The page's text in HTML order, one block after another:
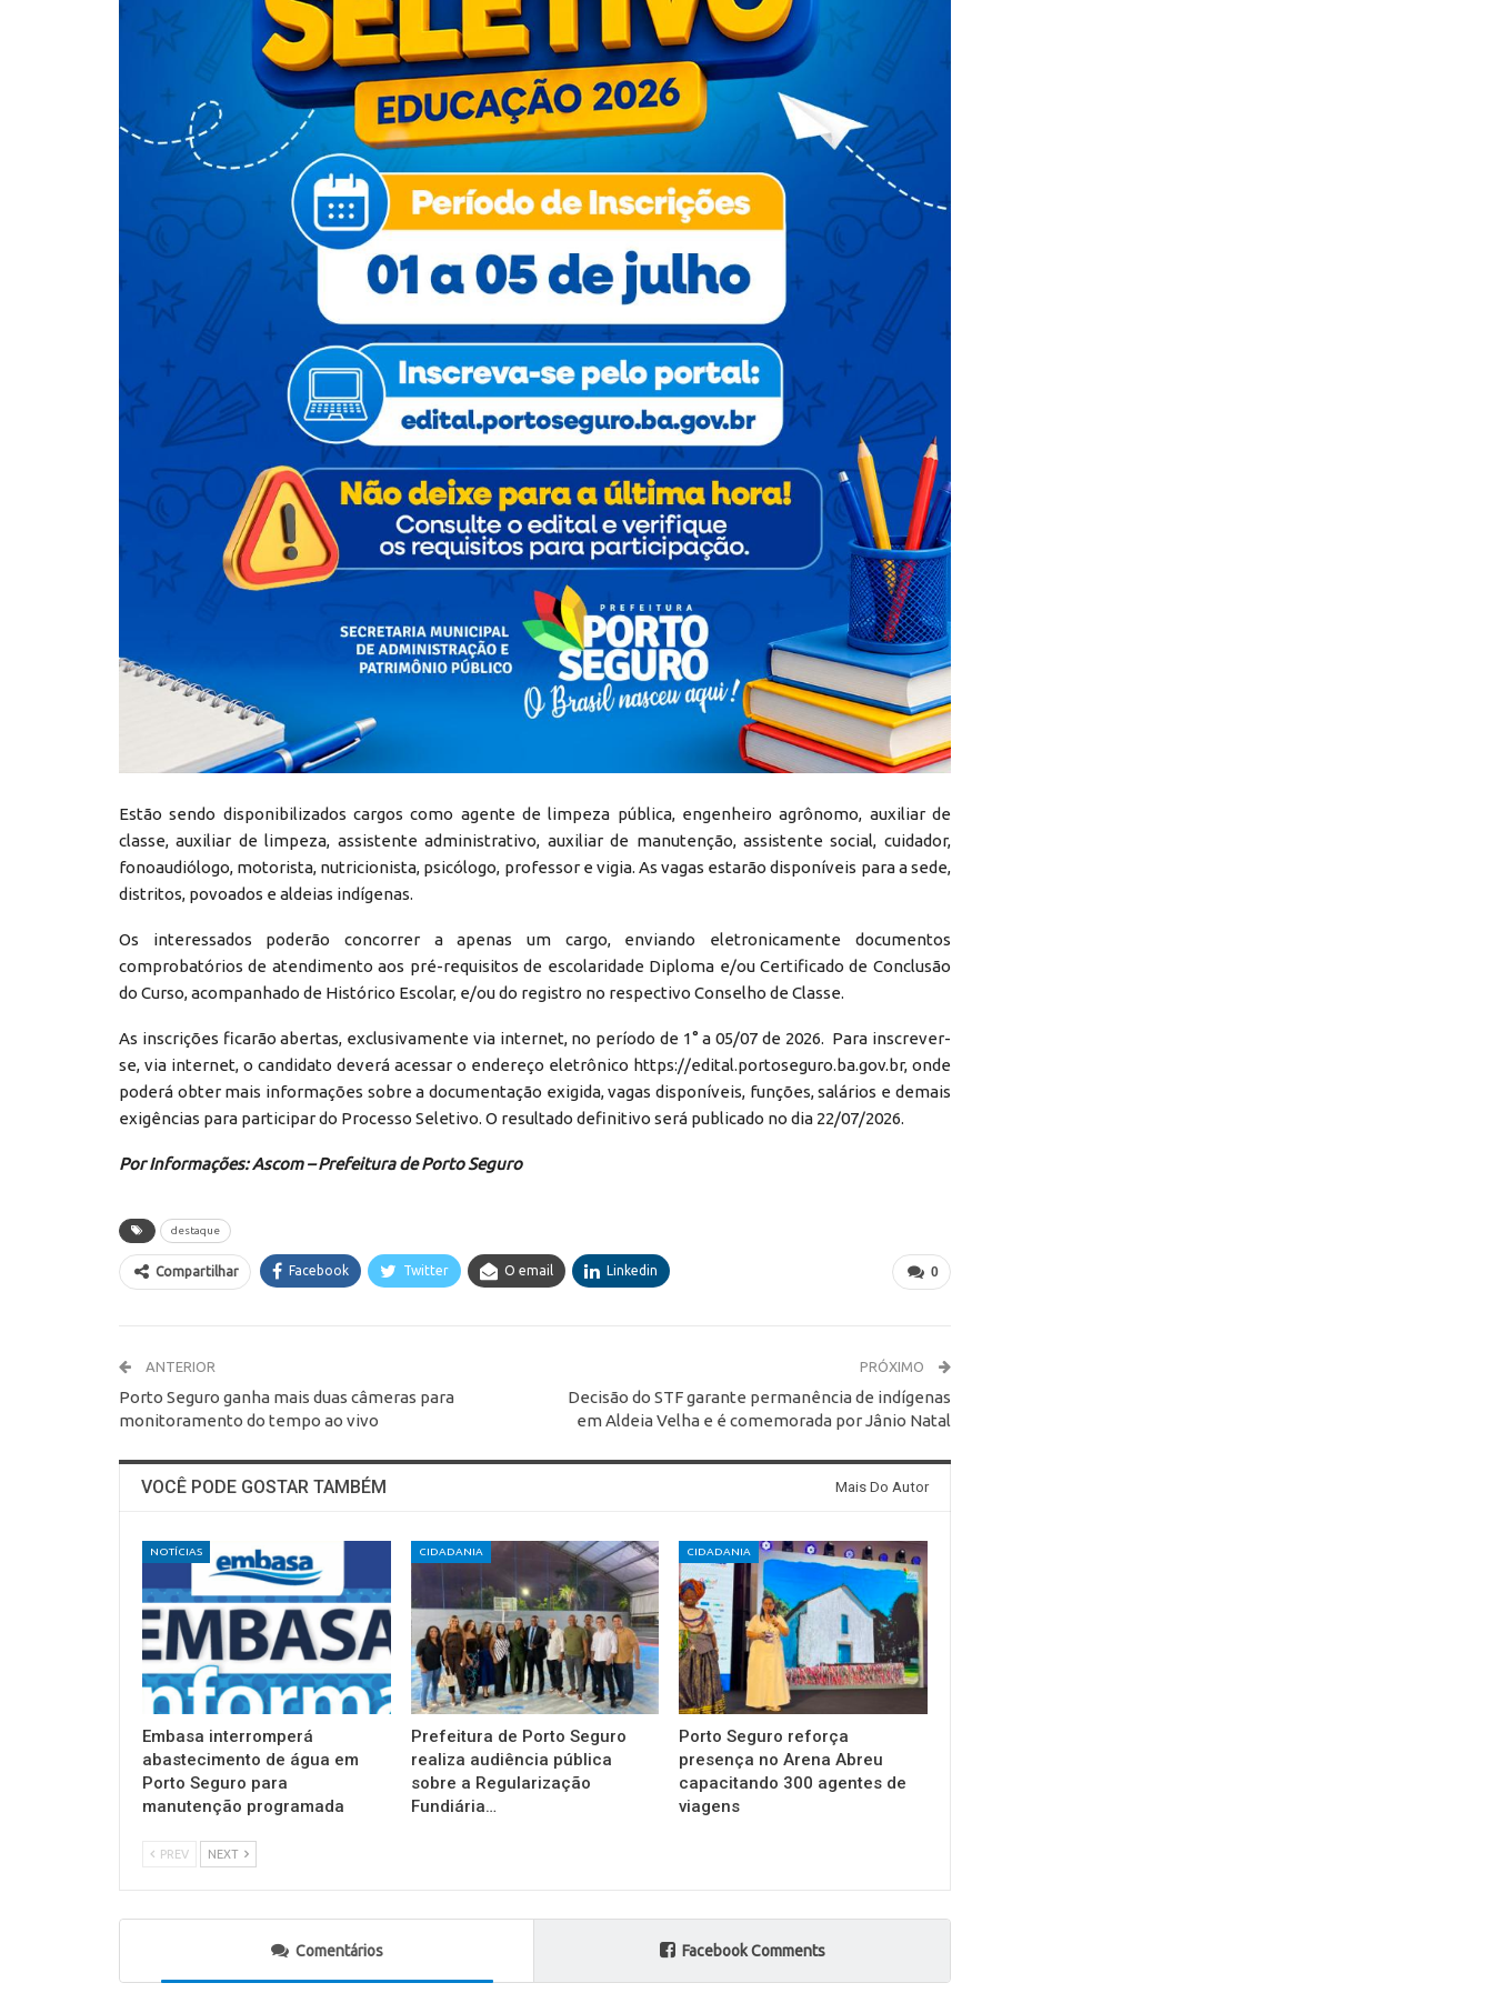
Estão sendo disponibilizados cargos como agente de limpeza pública, engenheiro agrônomo, auxiliar de
classe, auxiliar de limpeza, assistente administrativo, auxiliar de manutenção, assistente social, cuidador,
fonoaudiólogo, motorista, nutricionista, psicólogo, professor e vigia. As vagas estarão disponíveis para a sede,
distritos, povoados e aldeias indígenas.
Os interessados poderão concorrer a apenas um cargo, enviando eletronicamente documentos
comprobatórios de atendimento aos pré-requisitos de escolaridade Diploma e/ou Certificado de Conclusão
do Curso, acompanhado de Histórico Escolar, e/ou do registro no respectivo Conselho de Classe.
As inscrições ficarão abertas, exclusivamente via internet, no período de 1° a 05/07 de 2026. Para inscrever-
se, via internet, o candidato deverá acessar o endereço eletrônico https://edital.portoseguro.ba.gov.br, onde
poderá obter mais informações sobre a documentação exigida, vagas disponíveis, funções, salários e demais
exigências para participar do Processo Seletivo. O resultado definitivo será publicado no dia 22/07/2026.
Por Informações: Ascom – Prefeitura de Porto Seguro
destaque
0
Compartilhar Facebook Twitter O email Linkedin
ANTERIOR
Porto Seguro ganha mais duas câmeras para
monitoramento do tempo ao vivo
PRÓXIMO
Decisão do STF garante permanência de indígenas
em Aldeia Velha e é comemorada por Jânio Natal
VOCÊ PODE GOSTAR TAMBÉM Mais Do Autor
NOTÍCIAS
Embasa interromperá
abastecimento de água em
Porto Seguro para
manutenção programada
CIDADANIA
Prefeitura de Porto Seguro
realiza audiência pública
sobre a Regularização
Fundiária…
CIDADANIA
Porto Seguro reforça
presença no Arena Abreu
capacitando 300 agentes de
viagens
PREV NEXT
Comentários Facebook Comments